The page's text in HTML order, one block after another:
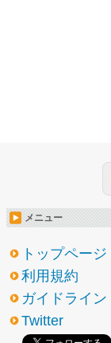
メニュー
トップページ
利用規約
ガイドライン
Twitter